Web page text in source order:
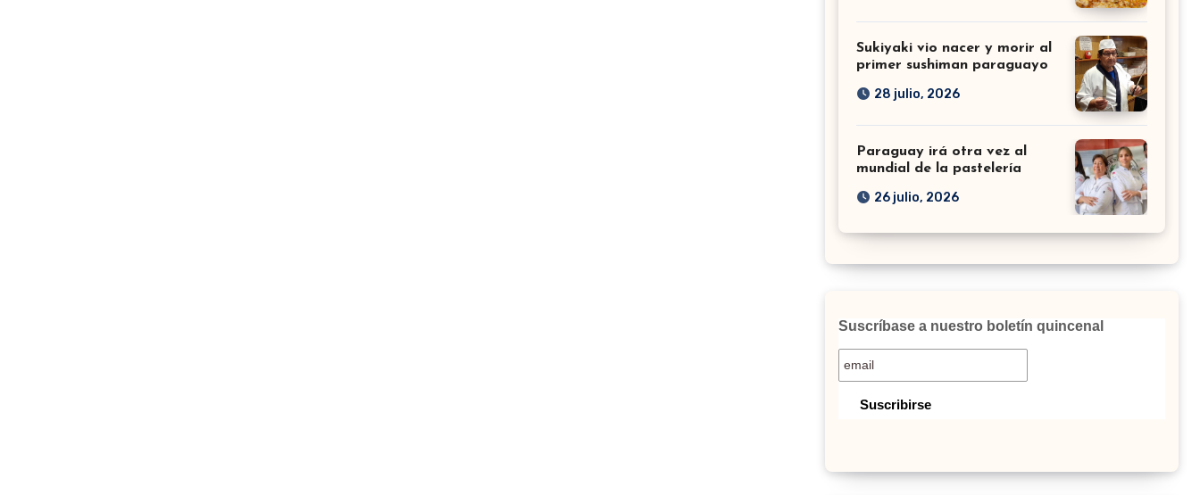
Sukiyaki vio nacer y morir al
primer sushiman paraguayo
28 julio, 2026
Paraguay irá otra vez al
mundial de la pastelería
26 julio, 2026
Suscríbase a nuestro boletín quincenal